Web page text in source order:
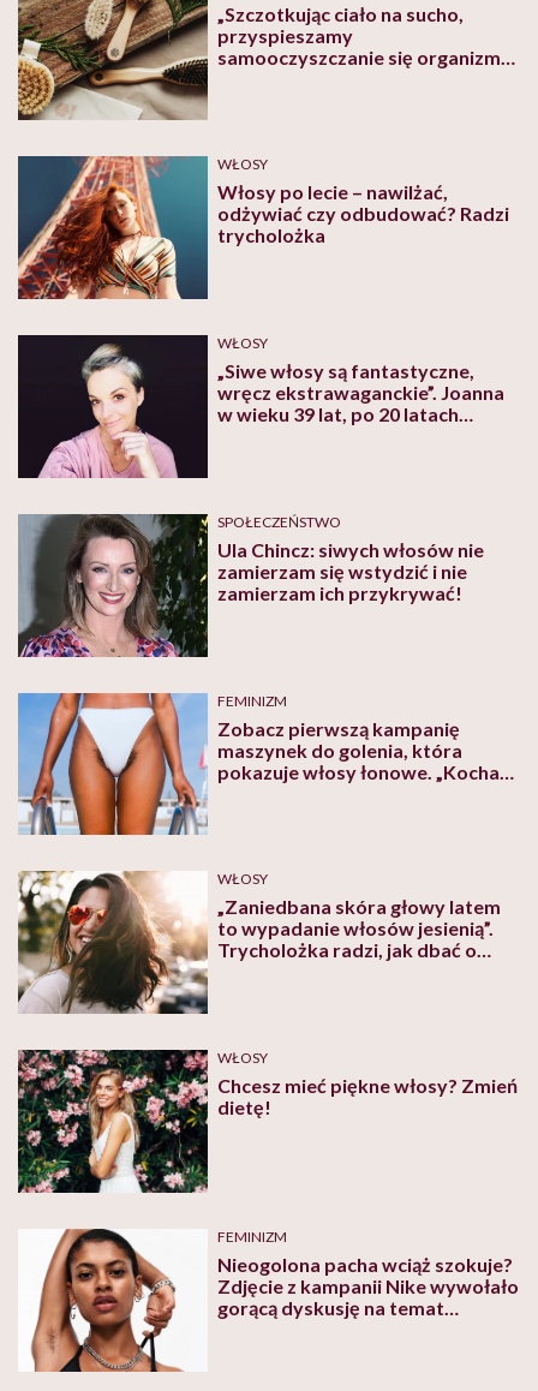
„Szczotkując ciało na sucho,
przyspieszamy
samooczyszczanie się organizmu.
WŁOSY
Włosy po lecie – nawilżać,
odżywiać czy odbudować? Radzi
trycholożka
WŁOSY
„Siwe włosy są fantastyczne,
wręcz ekstrawaganckie”. Joanna
w wieku 39 lat, po 20 latach
SPOŁECZEŃSTWO
Ula Chincz: siwych włosów nie
zamierzam się wstydzić i nie
zamierzam ich przykrywać!
FEMINIZM
Zobacz pierwszą kampanię
maszynek do golenia, która
pokazuje włosy łonowe. „Kocham
WŁOSY
„Zaniedbana skóra głowy latem
to wypadanie włosów jesienią”.
Trycholożka radzi, jak dbać o
WŁOSY
Chcesz mieć piękne włosy? Zmień
dietę!
FEMINIZM
Nieogolona pacha wciąż szokuje?
Zdjęcie z kampanii Nike wywołało
gorącą dyskusję na temat